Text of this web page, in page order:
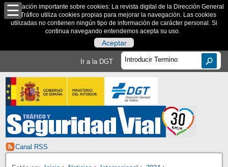
Información importante sobre cookies: La revista digital de la Dirección General
de Tráfico utiliza cookies propias para mejorar la navegación. Las cookies
utilizadas no contienen ningún tipo de información de carácter personal. Si
continua navegando entendemos acepta su uso.
Aceptar
Ir a la DGT
Canal RSS